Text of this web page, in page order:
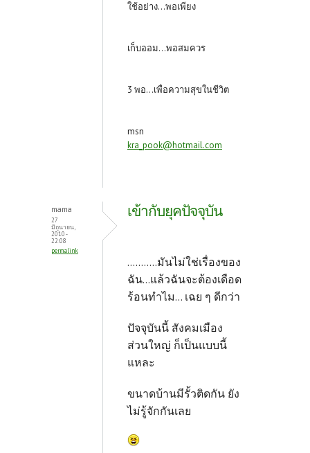
ใช้อย่าง...พอเพียง
เก็บออม...พอสมควร
3 พอ...เพื่อความสุขในชีวิต
msn
kra_pook@hotmail.com
mama
27
มิถุนายน,
2010 -
22:08
permalink
เข้ากับยุคปัจจุบัน
...........มันไม่ใช่เรื่องของ
ฉัน...แล้วฉันจะต้องเดือด
ร้อนทำไม... เฉย ๆ ดีกว่า
ปัจจุบันนี้ สังคมเมือง
ส่วนใหญ่ ก็เป็นแบบนี้
แหละ
ขนาดบ้านมีรั้วติดกัน ยัง
ไม่รู้จักกันเลย